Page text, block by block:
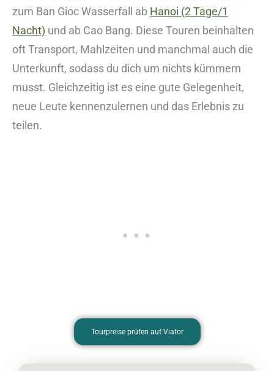
zum Ban Gioc Wasserfall ab Hanoi (2 Tage/1
Nacht) und ab Cao Bang. Diese Touren beinhalten
oft Transport, Mahlzeiten und manchmal auch die
Unterkunft, sodass du dich um nichts kümmern
musst. Gleichzeitig ist es eine gute Gelegenheit,
neue Leute kennenzulernen und das Erlebnis zu
teilen.
Tourpreise prüfen auf Viator